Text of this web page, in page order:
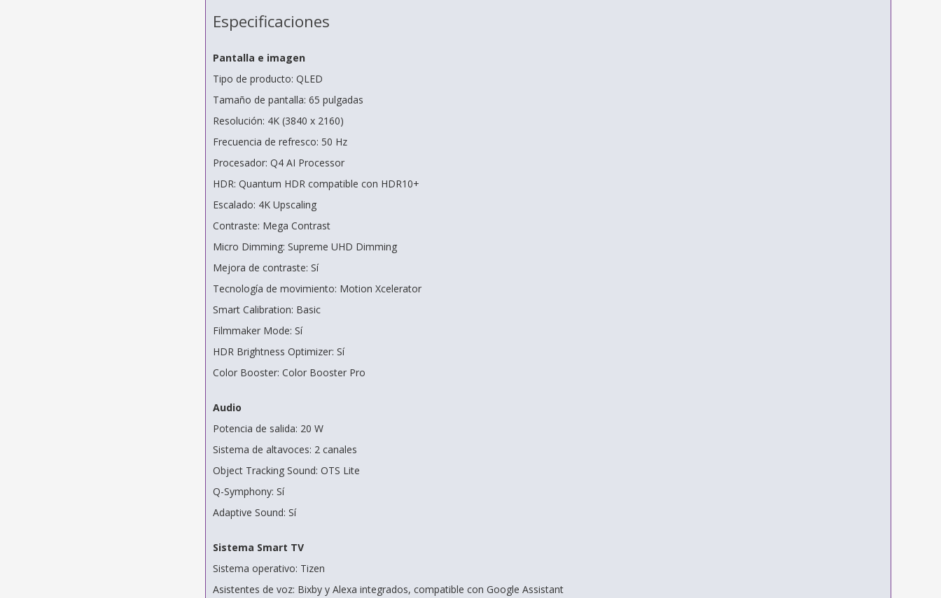
Especificaciones
Pantalla e imagen
Tipo de producto: QLED
Tamaño de pantalla: 65 pulgadas
Resolución: 4K (3840 x 2160)
Frecuencia de refresco: 50 Hz
Procesador: Q4 AI Processor
HDR: Quantum HDR compatible con HDR10+
Escalado: 4K Upscaling
Contraste: Mega Contrast
Micro Dimming: Supreme UHD Dimming
Mejora de contraste: Sí
Tecnología de movimiento: Motion Xcelerator
Smart Calibration: Basic
Filmmaker Mode: Sí
HDR Brightness Optimizer: Sí
Color Booster: Color Booster Pro
Audio
Potencia de salida: 20 W
Sistema de altavoces: 2 canales
Object Tracking Sound: OTS Lite
Q-Symphony: Sí
Adaptive Sound: Sí
Sistema Smart TV
Sistema operativo: Tizen
Asistentes de voz: Bixby y Alexa integrados, compatible con Google Assistant